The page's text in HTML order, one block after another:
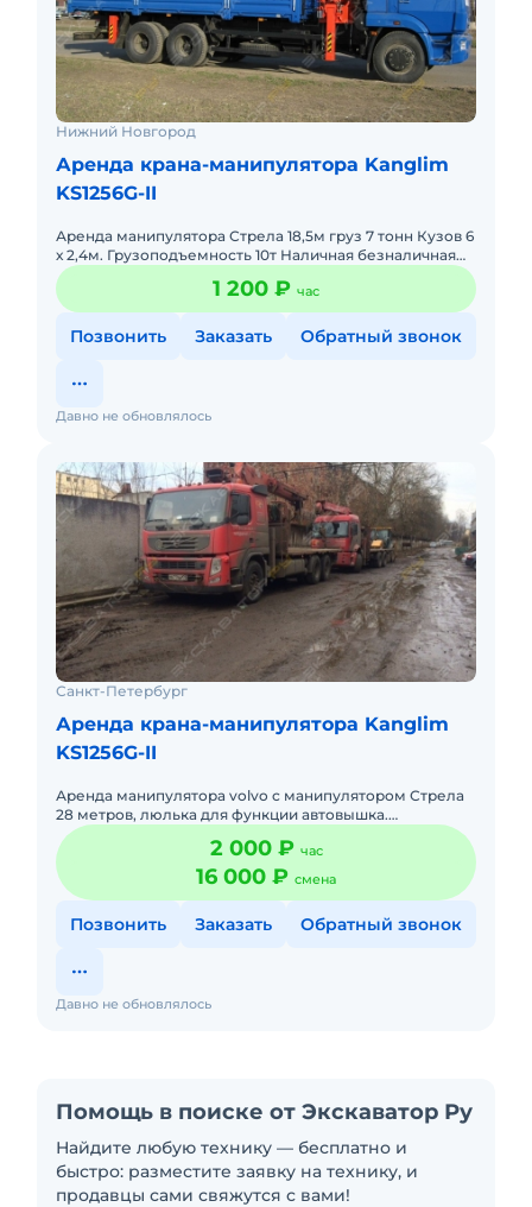
Нижний Новгород
Аренда крана-манипулятора Kanglim
KS1256G-II
Аренда манипулятора Стрела 18,5м груз 7 тонн Кузов 6
х 2,4м. Грузоподъемность 10т Наличная безналичная
форма оплаты
1 200 ₽ час
Позвонить Заказать Обратный звонок
Давно не обновлялось
Санкт-Петербург
Аренда крана-манипулятора Kanglim
KS1256G-II
Аренда манипулятора volvo с манипулятором Стрела
28 метров, люлька для функции автовышка.
Грузоподъёмность 7 тонн Борт: 6.5 метров г.п. До 20
-ти тонн + е
2 000 ₽ час
16 000 ₽ смена
Позвонить Заказать Обратный звонок
Давно не обновлялось
Помощь в поиске от Экскаватор Ру
Найдите любую технику — бесплатно и
быстро: разместите заявку на технику, и
продавцы сами свяжутся с вами!